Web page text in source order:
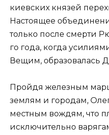
киевских князей
Настоящее
только после смерти
го года, когда
Вещим, образовалась
Пройдя железным
землям и городам,
местным вождям, что
исключительно